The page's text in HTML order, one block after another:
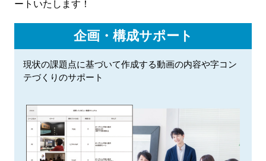
ートいたします！
企画・構成サポート
現状の課題点に基づいて作成する動画の内容や字コン
テづくりのサポート